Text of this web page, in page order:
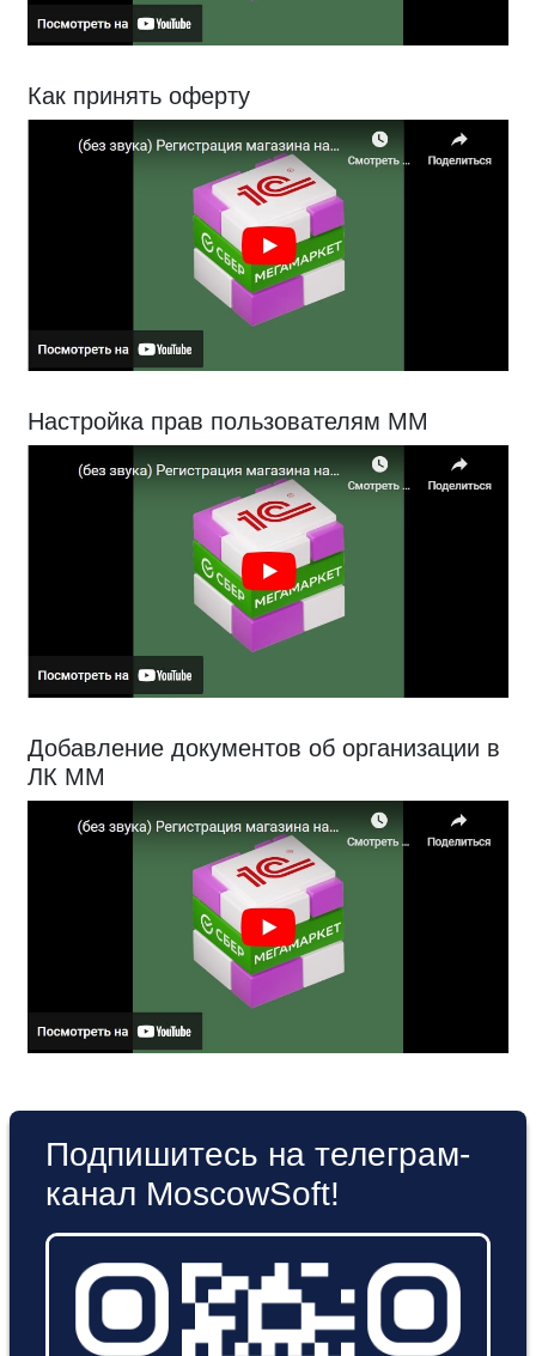
Как принять оферту
Настройка прав пользователям ММ
Добавление документов об организации в
ЛК ММ
Подпишитесь на телеграм-
канал MoscowSoft!